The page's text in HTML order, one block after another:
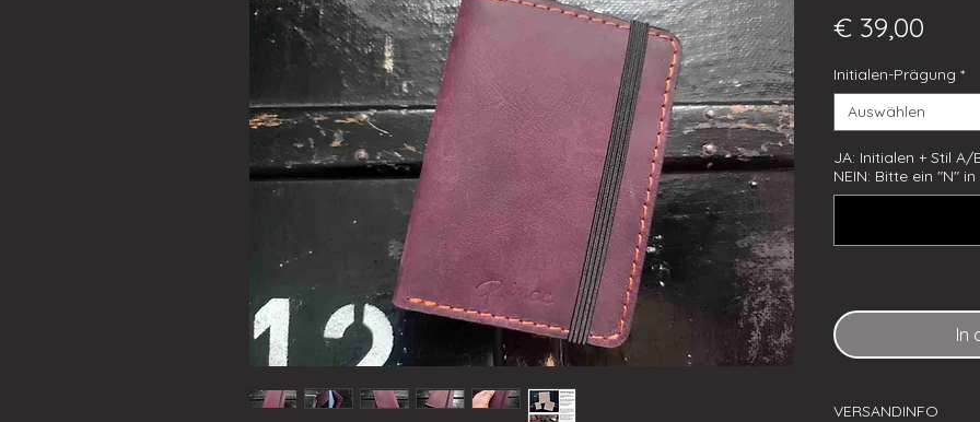
€ 39,00
Initialen-Prägung *
Auswählen
JA: Initialen + Stil
NEIN: Bitte ein "N"
In
VERSANDINFO